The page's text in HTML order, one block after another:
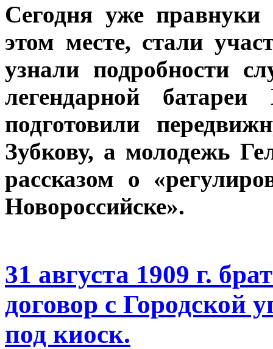
Сегодня уже
этом месте, стали
узнали подробности
легендарной
подготовили
Зубкову, а молодежь
рассказом о
Новороссийске».
31 августа 1909 г.
договор с Городской
под киоск.